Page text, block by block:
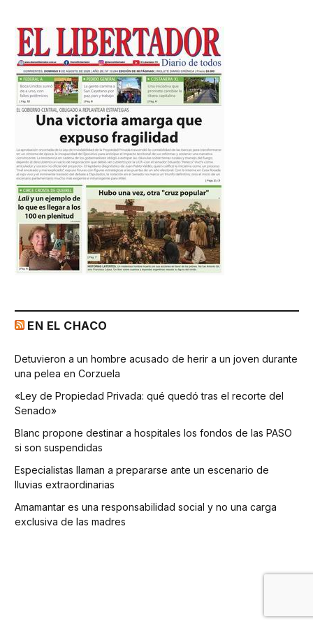
EN EL CHACO
Detuvieron a un hombre acusado de herir a un joven durante
una pelea en Corzuela
«Ley de Propiedad Privada: qué quedó tras el recorte del
Senado»
Blanc propone destinar a hospitales los fondos de las PASO
si son suspendidas
Especialistas llaman a prepararse ante un escenario de
lluvias extraordinarias
Amamantar es una responsabilidad social y no una carga
exclusiva de las madres